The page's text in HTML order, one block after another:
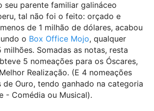
seu parente familiar galináceo
tal não foi o feito: orçado e
de 1 milhão de dólares, acabou
o Box Office Mojo, qualquer
milhões. Somadas as notas, resta
5 nomeações para os Óscares,
Realização. (E 4 nomeações
de Ouro, tendo ganhado na categoria
- Comédia ou Musical).